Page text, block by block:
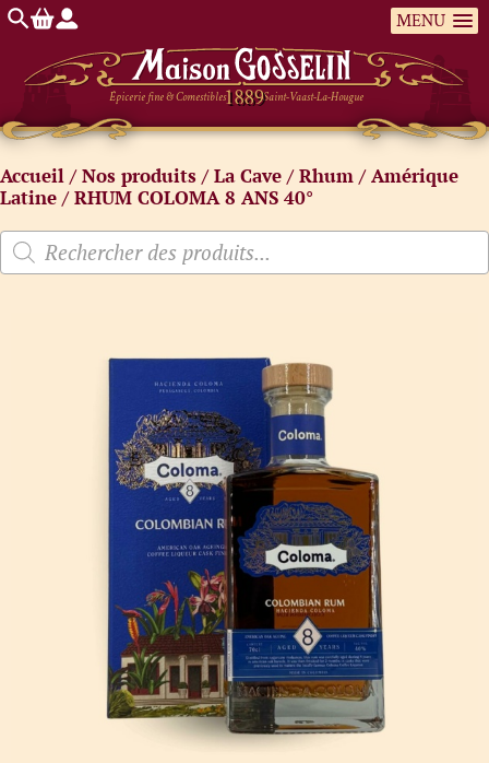
MENU
Épicerie fine & Comestibles Saint-Vaast-La-Hougue
Accueil /Nos produits /La Cave /Rhum /Amérique
Latine / RHUM COLOMA 8 ANS 40°